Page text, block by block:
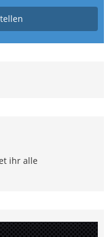
ihr alle